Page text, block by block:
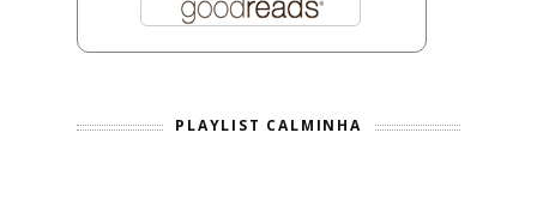
PLAYLIST CALMINHA